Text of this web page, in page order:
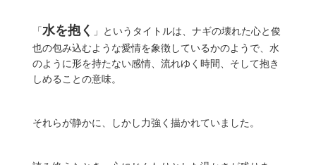
「水を抱く
」というタイトルは、ナギの壊れた心と俊
也の包み込むような愛情を象徴しているかのようで、水
のように形を持たない感情、流れゆく時間、そして抱き
しめることの意味。
それらが静かに、しかし力強く描かれていました。